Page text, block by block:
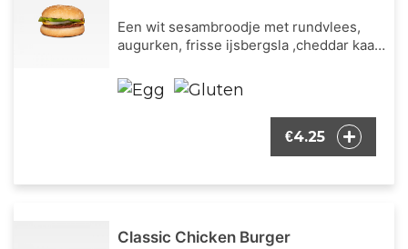
Een wit sesambroodje met rundvlees,
augurken, frisse ijsbergsla ,cheddar kaas
€4.25
Classic Chicken Burger